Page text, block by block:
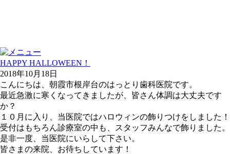
HAPPY HALLOWEEN！
2018年10月18日
こんにちは、朝霞市根岸台のはっとり歯科医院です。
最近急激に寒くなってきましたが、皆さん体調は大丈夫です
か？
１０月に入り、当医院ではハロウィンの飾りつけをしました！
受付はもちろん診療室の中も、スタッフみんなで飾りました。
是非一度、当医院にいらして下さい。
皆さまの来院、お待ちしています！